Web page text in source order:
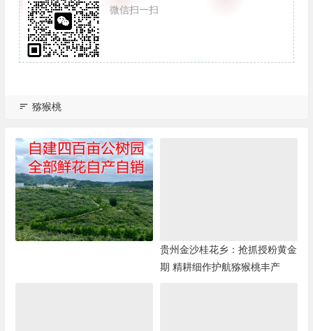
微信扫一扫
猕猴桃
贵州金沙桂花乡：抢抓授粉黄金
期 精耕细作护航猕猴桃丰产